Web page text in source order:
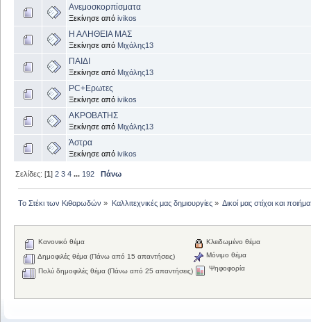
Ανεμοσκορπίσματα
Ξεκίνησε από ivikos
Η ΑΛΗΘΕΙΑ ΜΑΣ
Ξεκίνησε από Μιχάλης13
ΠΑΙΔΙ
Ξεκίνησε από Μιχάλης13
PC+Ερωτες
Ξεκίνησε από ivikos
ΑΚΡΟΒΑΤΗΣ
Ξεκίνησε από Μιχάλης13
Άστρα
Ξεκίνησε από ivikos
Σελίδες: [1]2 3 4 ... 192 Πάνω
Το Στέκι των Κιθαρωδών » Καλλιτεχνικές μας δημιουργίες» Δικοί μας στίχοι και
Κανονικό θέμα
Δημοφιλές θέμα (Πάνω από 15 απαντήσεις)
Πολύ δημοφιλές θέμα (Πάνω από 25 απαντήσεις)
Κλειδωμένο θέμα
Μόνιμο θέμα
Ψηφοφορία